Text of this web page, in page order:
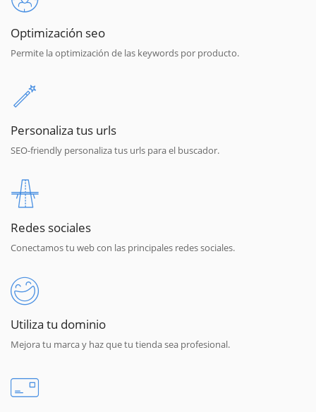
Optimización seo
Permite la optimización de las keywords por producto.
Personaliza tus urls
SEO-friendly personaliza tus urls para el buscador.
Redes sociales
Conectamos tu web con las principales redes sociales.
Utiliza tu dominio
Mejora tu marca y haz que tu tienda sea profesional.